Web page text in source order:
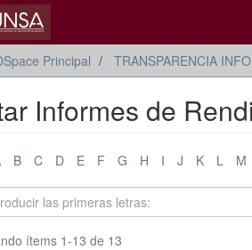
Principal TRANSPARENCIA
Informes de
B C D E F G H I J K L M
ítems 1-13 de 13